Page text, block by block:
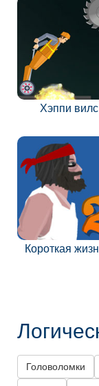
Хэппи вилс
Короткая
Головоломки